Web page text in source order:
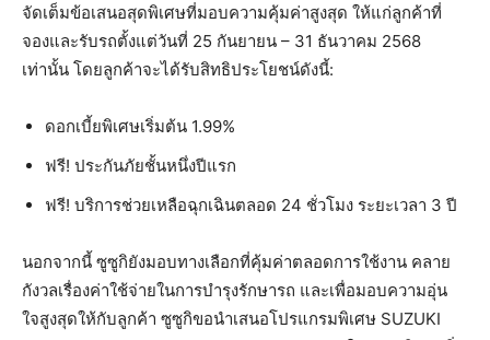
จัดเต็มข้อเสนอสุดพิเศษที่มอบความคุ้มค่าสูงสุด ให้แก่ลูกค้าที่
จองและรับรถตั้งแต่วันที่ 25 กันยายน – 31 ธันวาคม 2568
เท่านั้น โดยลูกค้าจะได้รับสิทธิประโยชน์ดังนี้:
ดอกเบี้ยพิเศษเริ่มต้น 1.99%
ฟรี! ประกันภัยชั้นหนึ่งปีแรก
ฟรี! บริการช่วยเหลือฉุกเฉินตลอด 24 ชั่วโมง ระยะเวลา 3 ปี
นอกจากนี้ ซูซูกิยังมอบทางเลือกที่คุ้มค่าตลอดการใช้งาน คลาย
กังวลเรื่องค่าใช้จ่ายในการบำรุงรักษารถ และเพื่อมอบความอุ่น
ใจสูงสุดให้กับลูกค้า ซูซูกิขอนำเสนอโปรแกรมพิเศษ SUZUKI